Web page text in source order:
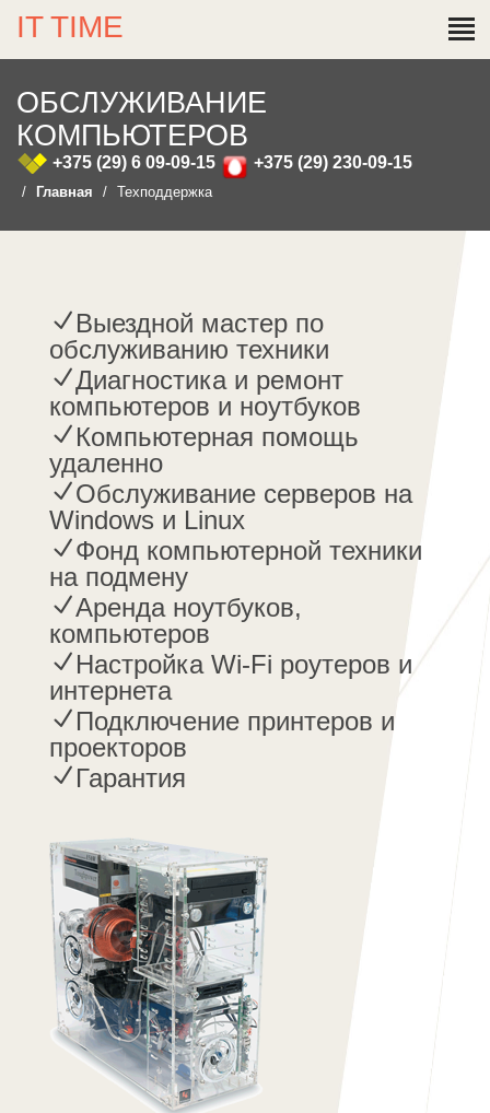
IT TIME
ОБСЛУЖИВАНИЕ
КОМПЬЮТЕРОВ
+375 (29) 6 09-09-15 +375 (29) 230-09-15
Главная Техподдержка
Выездной мастер по
обслуживанию техники
Диагностика и ремонт
компьютеров и ноутбуков
Компьютерная помощь
удаленно
Обслуживание серверов на
Windows и Linux
Фонд компьютерной техники
на подмену
Аренда ноутбуков,
компьютеров
Настройка Wi-Fi роутеров и
интернета
Подключение принтеров и
проекторов
Гарантия